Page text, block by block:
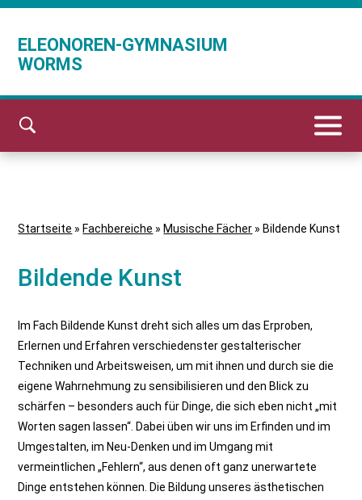
ELEONOREN-GYMNASIUM
WORMS
Startseite » Fachbereiche » Musische Fächer » Bildende Kunst
Bildende Kunst
Im Fach Bildende Kunst dreht sich alles um das Erproben,
Erlernen und Erfahren verschiedenster gestalterischer
Techniken und Arbeitsweisen, um mit ihnen und durch sie die
eigene Wahrnehmung zu sensibilisieren und den Blick zu
schärfen – besonders auch für Dinge, die sich eben nicht „mit
Worten sagen lassen“. Dabei üben wir uns im Erfinden und im
Umgestalten, im Neu-Denken und im Umgang mit
vermeintlichen „Fehlern“, aus denen oft ganz unerwartete
Dinge entstehen können. Die Bildung unseres ästhetischen